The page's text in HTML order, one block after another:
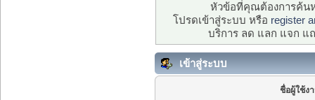
หัวข้อที่คุณต้องการค้น
โปรดเข้าสู่ระบบ หรือ register
บริการ ลด แลก แจก แ
เข้าสู่ระบบ
ชื่อผู้ใช้ง